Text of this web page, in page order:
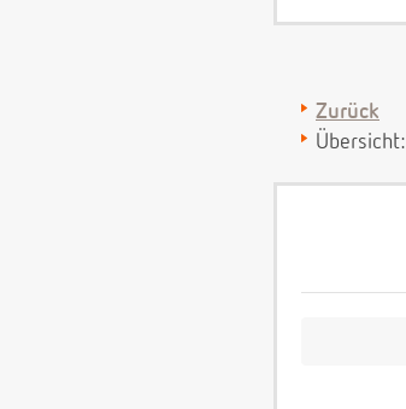
Zurück
Übersicht: